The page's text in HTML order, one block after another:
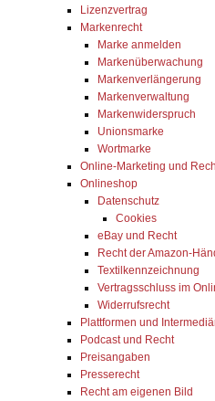
Lizenzvertrag
Markenrecht
Marke anmelden
Markenüberwachung
Markenverlängerung
Markenverwaltung
Markenwiderspruch
Unionsmarke
Wortmarke
Online-Marketing und
Onlineshop
Datenschutz
Cookies
eBay und Recht
Recht der Amazon-
Textilkennzeichnung
Vertragsschluss im
Widerrufsrecht
Plattformen und
Podcast und Recht
Preisangaben
Presserecht
Recht am eigenen Bild